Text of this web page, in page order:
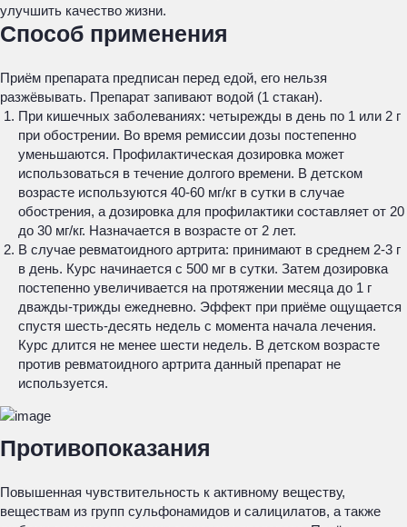
улучшить качество жизни.
Способ применения
Приём препарата предписан перед едой, его нельзя
разжёвывать. Препарат запивают водой (1 стакан).
При кишечных заболеваниях: четырежды в день по 1 или 2 г
при обострении. Во время ремиссии дозы постепенно
уменьшаются. Профилактическая дозировка может
использоваться в течение долгого времени. В детском
возрасте используются 40-60 мг/кг в сутки в случае
обострения, а дозировка для профилактики составляет от 20
до 30 мг/кг. Назначается в возрасте от 2 лет.
В случае ревматоидного артрита: принимают в среднем 2-3 г
в день. Курс начинается с 500 мг в сутки. Затем дозировка
постепенно увеличивается на протяжении месяца до 1 г
дважды-трижды ежедневно. Эффект при приёме ощущается
спустя шесть-десять недель с момента начала лечения.
Курс длится не менее шести недель. В детском возрасте
против ревматоидного артрита данный препарат не
используется.
Противопоказания
Повышенная чувствительность к активному веществу,
веществам из групп сульфонамидов и салицилатов, а также